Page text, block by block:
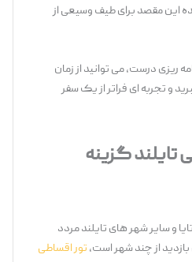
برای طیف وسیعی از
درست، می ‌توانید از زمان
‌ای فراتر از یک سفر
گزینه
شهر های تایلند مردد
از چند شهر است،تور اقساطی